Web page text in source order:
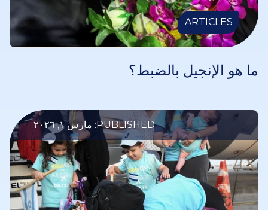
ARTICLES
ما هو الإنجيل بالضبط؟
PUBLISHED: مارس ١, ٢٠٢٦